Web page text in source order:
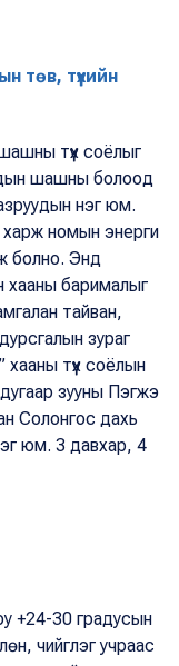
түүхийн
түүх соёлыг
шашны болоод
нэг юм.
номын энерги
болно. Энд
хааны барималыг
тайван,
зураг
түүх соёлын
зууны Пэгжэ
Солонгос дахь
юм. 3 давхар, 4
+24-30 градусын
чийглэг учраас